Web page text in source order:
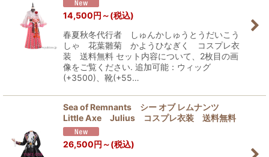
14,500円 ～(税込)
春夏秋冬代行者 しゅんかしゅうとうだいこう
しゃ 花葉雛菊 かようひなぎく コスプレ衣
装 送料無料 セット内容について、2枚目の画
像をご覧ください. 追加可能：ウィッグ
(+3500)、靴(+55…
Sea of Remnants シー オブ レムナンツ
Little Axe Julius コスプレ衣装 送料無料
26,500円 ～(税込)